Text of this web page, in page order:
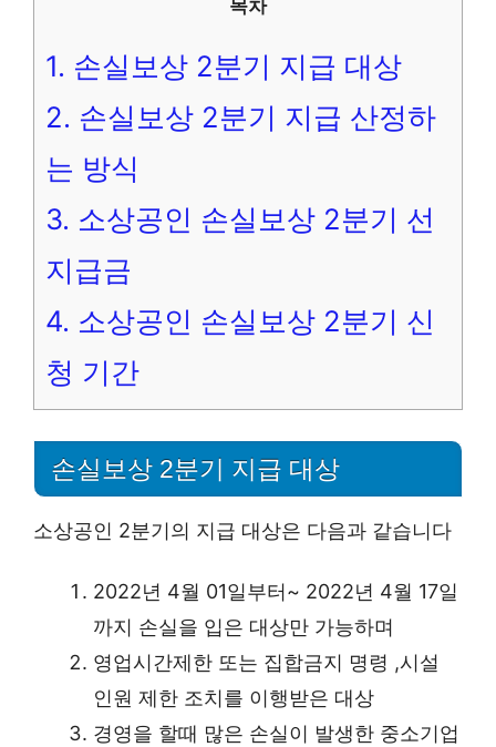
목차
1. 손실보상 2분기 지급 대상
2. 손실보상 2분기 지급 산정하
는 방식
3. 소상공인 손실보상 2분기 선
지급금
4. 소상공인 손실보상 2분기 신
청 기간
손실보상 2분기 지급 대상
소상공인 2분기의 지급 대상은 다음과 같습니다
2022년 4월 01일부터~ 2022년 4월 17일
까지 손실을 입은 대상만 가능하며
영업시간제한 또는 집합금지 명령 ,시설
인원 제한 조치를 이행받은 대상
경영을 할때 많은 손실이 발생한 중소기업